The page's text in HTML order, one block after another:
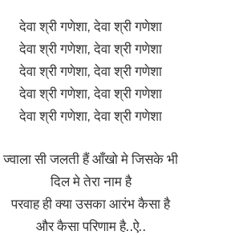
देवा श्री गणेशा, देवा श्री गणेशा
देवा श्री गणेशा, देवा श्री गणेशा
देवा श्री गणेशा, देवा श्री गणेशा
देवा श्री गणेशा, देवा श्री गणेशा
देवा श्री गणेशा, देवा श्री गणेशा
ज्वाला सी जलती हैं आँखो मे जिसके भी
दिल मे तेरा नाम है
परवाह ही क्या उसका आरंभ कैसा है
और कैसा परिणाम है..ऐ..